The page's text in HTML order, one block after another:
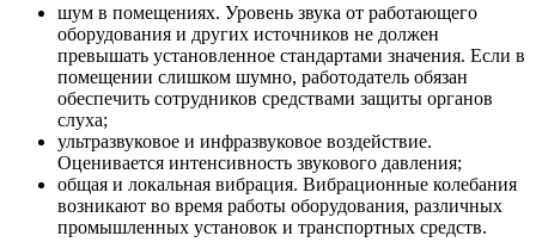
шум в помещениях. Уровень звука от работающего
оборудования и других источников не должен
превышать установленное стандартами значения. Если в
помещении слишком шумно, работодатель обязан
обеспечить сотрудников средствами защиты органов
слуха;
ультразвуковое и инфразвуковое воздействие.
Оценивается интенсивность звукового давления;
общая и локальная вибрация. Вибрационные колебания
возникают во время работы оборудования, различных
промышленных установок и транспортных средств.